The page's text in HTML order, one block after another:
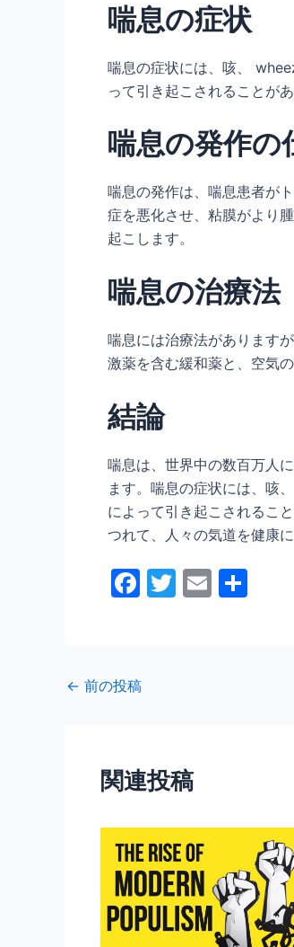
喘息の症状
喘息の症状には、咳、
って引き起こされることがあ
喘息の発作の
喘息の発作は、喘息患者が
症を悪化させ、粘膜がより
起こします。
喘息の治療法
喘息には治療法があります
激薬を含む緩和薬と、空気
結論
喘息は、世界中の数百万人
ます。喘息の症状には、咳
によって引き起こされるこ
つれて、人々の気道を健康
F
b
k
T
E
← 前の投稿
関連投稿